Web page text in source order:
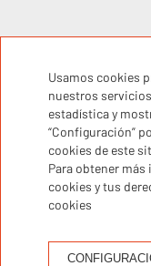
partir de las
10:00
de las 16:00
¡No
Usamos cookies
nuestros
estadística y
“Configuración”
cookies de este
Para obtener
cookies y tus
cookies